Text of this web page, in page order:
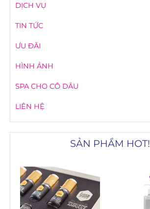
DỊCH VỤ
TIN TỨC
ƯU ĐÃI
HÌNH ẢNH
SPA CHO CÔ DÂU
LIÊN HỆ
SẢN PHẨM HOT!